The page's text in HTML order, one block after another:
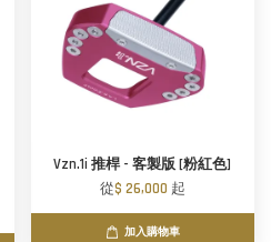
Vzn.1i 推桿 - 客製版 [粉紅色]
從$ 26,000 起
加入購物車